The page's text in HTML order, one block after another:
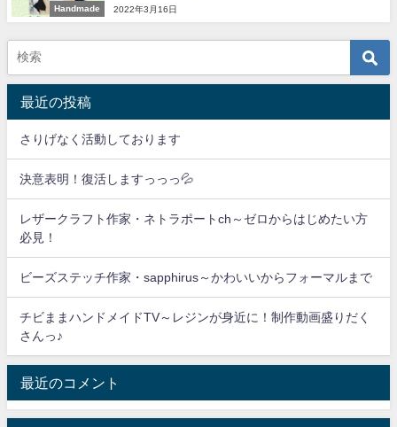
Handmade 2022年3月16日
最近の投稿
さりげなく活動しております
決意表明！復活しますっっっ💦
レザークラフト作家・ネトラポートch～ゼロからはじめたい方
必見！
ビーズステッチ作家・sapphirus～かわいいからフォーマルまで
チビままハンドメイドTV～レジンが身近に！制作動画盛りだく
さんっ♪
最近のコメント